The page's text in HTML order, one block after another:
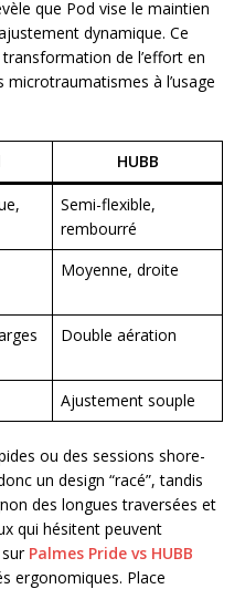
que Pod vise le maintien
dynamique. Ce
de l’effort en
à l’usage
HUBB
Semi-flexible,
rembourré
Moyenne, droite
Double aération
Ajustement souple
ou des sessions shore-
un design “racé”, tandis
des longues traversées et
qui hésitent peuvent
sur Palmes Pride vs HUBB
ergonomiques. Place